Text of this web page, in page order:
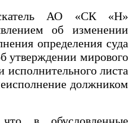
АО «СК «Н»
об изменении
определения суда
утверждении мирового
исполнительного листа
должником